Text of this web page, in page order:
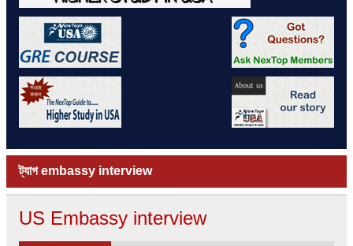
ট্যাগembassy interview
US Embassy interview